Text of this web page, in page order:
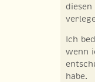
Ich
wenn
habe.